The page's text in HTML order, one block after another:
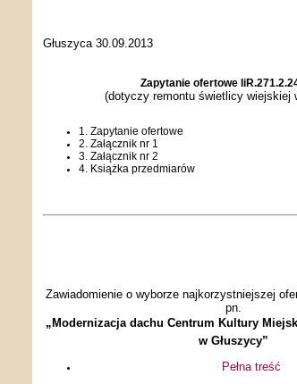
Głuszyca 30.09.2013
Zapytanie ofertowe
(dotyczy remontu świetlicy wiejskiej
1. Zapytanie ofertowe
2. Załącznik nr 1
3. Załącznik nr 2
4. Książka przedmiarów
Zawiadomienie o wyborze najkorzystniejszej
pn.
„Modernizacja dachu Centrum Kultury
w Głuszycy”
Pełna treść